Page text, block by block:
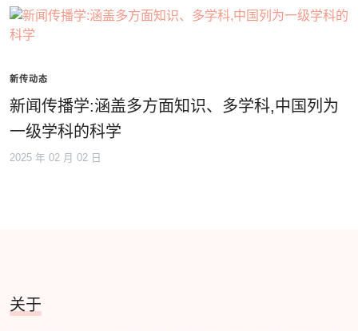
新传动态
新闻传播学:涵盖多方面知识、多学科,中国列为
一级学科的科学
2025 年 02 月 02 日
关于